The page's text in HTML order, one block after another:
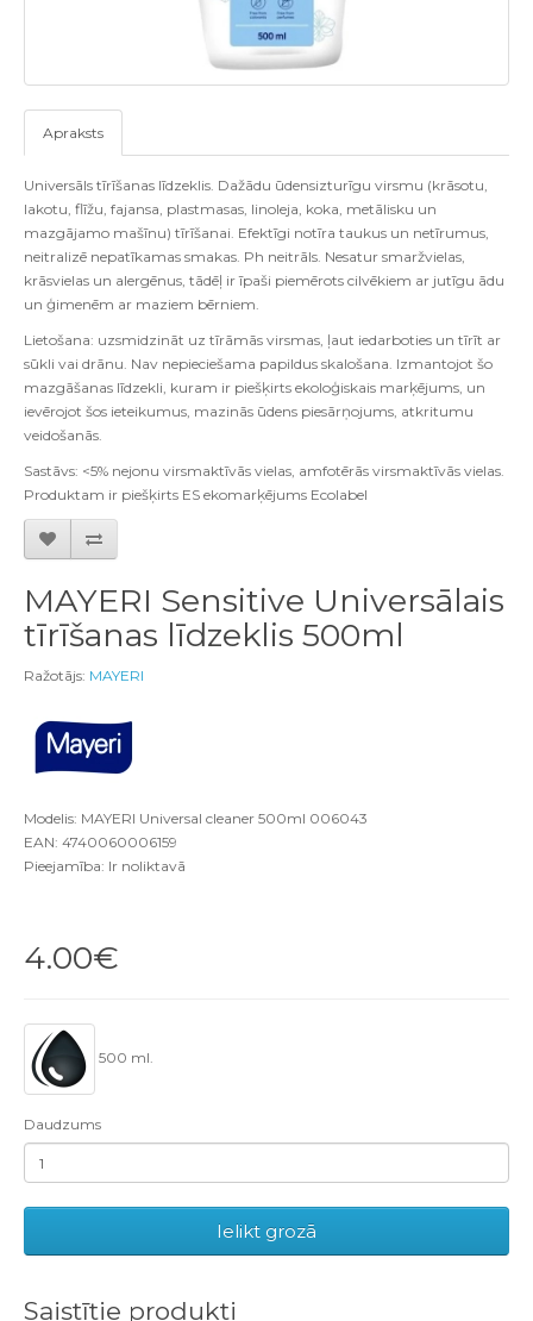
Apraksts
Universāls tīrīšanas līdzeklis. Dažādu ūdensizturīgu virsmu (krāsotu,
lakotu, flīžu, fajansa, plastmasas, linoleja, koka, metālisku un
mazgājamo mašīnu) tīrīšanai. Efektīgi notīra taukus un netīrumus,
neitralizē nepatīkamas smakas. Ph neitrāls. Nesatur smaržvielas,
krāsvielas un alergēnus, tādēļ ir īpaši piemērots cilvēkiem ar jutīgu ādu
un ģimenēm ar maziem bērniem.
Lietošana: uzsmidzināt uz tīrāmās virsmas, ļaut iedarboties un tīrīt ar
sūkli vai drānu. Nav nepieciešama papildus skalošana. Izmantojot šo
mazgāšanas līdzekli, kuram ir piešķirts ekoloģiskais marķējums, un
ievērojot šos ieteikumus, mazinās ūdens piesārņojums, atkritumu
veidošanās.
Sastāvs: <5% nejonu virsmaktīvās vielas, amfotērās virsmaktīvās vielas.
Produktam ir piešķirts ES ekomarķējums Ecolabel
MAYERI Sensitive Universālais
tīrīšanas līdzeklis 500ml
Ražotājs: MAYERI
Modelis: MAYERI Universal cleaner 500ml 006043
EAN: 4740060006159
Pieejamība: Ir noliktavā
4.00€
500 ml.
Daudzums
Ielikt grozā
Saistītie produkti